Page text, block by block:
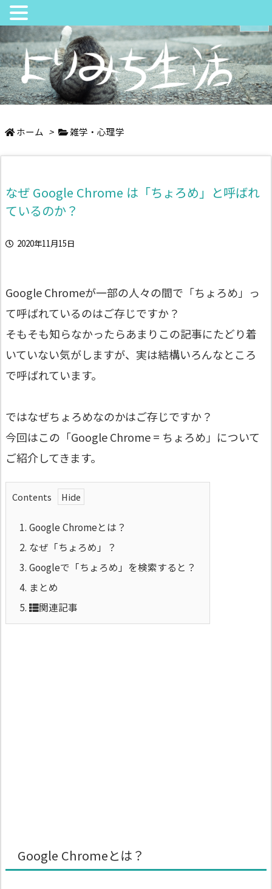
日々の中でちょっとよりみち
メニュ
サイド
検索
ホーム > 雑学・心理学
なぜ Google Chrome は「ちょろめ」と呼ばれ
ているのか？
2020年11月15日
Google Chromeが一部の人々の間で「ちょろめ」っ
て呼ばれているのはご存じですか？
そもそも知らなかったらあまりこの記事にたどり着
いていない気がしますが、実は結構いろんなところ
で呼ばれています。
ではなぜちょろめなのかはご存じですか？
今回はこの「Google Chrome = ちょろめ」について
ご紹介してきます。
Contents
1. Google Chromeとは？
2. なぜ「ちょろめ」？
3. Googleで「ちょろめ」を検索すると？
4. まとめ
5.
関連記事
Google Chromeとは？